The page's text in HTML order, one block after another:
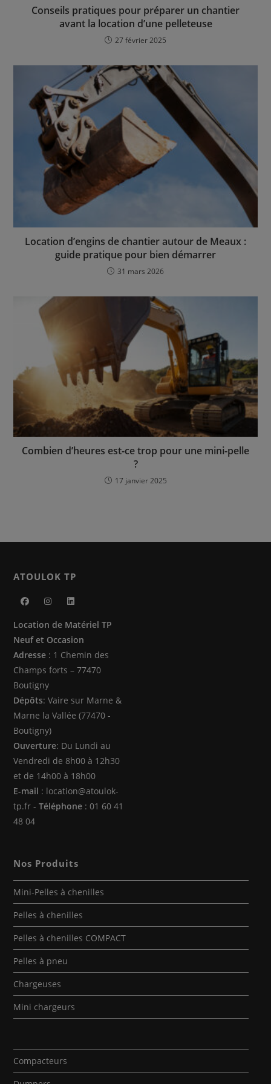
Conseils pratiques pour préparer un chantier
avant la location d’une pelleteuse
27 février 2025
Location d’engins de chantier autour de Meaux :
guide pratique pour bien démarrer
31 mars 2026
Combien d’heures est-ce trop pour une mini-pelle
?
17 janvier 2025
ATOULOK TP
dans
un
nouvel
onglet
dans
un
nouvel
onglet
dans
un
nouvel
onglet
Location de Matériel TP
Neuf et Occasion
Adresse : 1 Chemin des
Champs forts – 77470
Boutigny
Dépôts: Vaire sur Marne &
Marne la Vallée (77470 -
Boutigny)
Ouverture: Du Lundi au
Vendredi de 8h00 à 12h30
et de 14h00 à 18h00
E-mail : location@atoulok-
tp.fr -Téléphone : 01 60 41
48 04
Nos Produits
Mini-Pelles à chenilles
Pelles à chenilles
Pelles à chenilles COMPACT
Pelles à pneu
Chargeuses
Mini chargeurs
Compacteurs